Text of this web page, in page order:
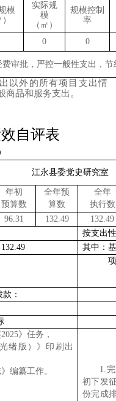
模
）
实际规
模
（ ㎡ ）
规模控制
率
0 0
费审批，严控一般性支出，
以外的所有项目支出情
商品和服务支出。
自评表
江永县委党史研究室
年初
预算数
全年预
算数
全年
执行数
96.31 132.49
132.49
按支出
132.49 其中：
：
》任务，
绪版）》印刷出
编纂工作。
1.
初下发
份完成